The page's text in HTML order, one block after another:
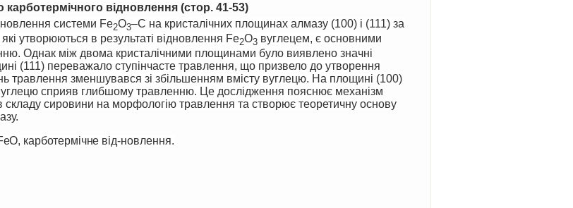
відновлення (стор. 41-53)
системи Fe2O3–C на кристалічних площинах алмазу (100) і (111) за
утворюються в результаті відновлення Fe2O3 вуглецем, є основними
Однак між двома кристалічними площинами було виявлено значні
(111) переважало ступінчасте травлення, що призвело до утворення
травлення зменшувався зі збільшенням вмісту вуглецю. На площині (100)
сприяв глибшому травленню. Це дослідження пояснює механізм
сировини на морфологію травлення та створює теоретичну основу
карботермічне від-новлення.